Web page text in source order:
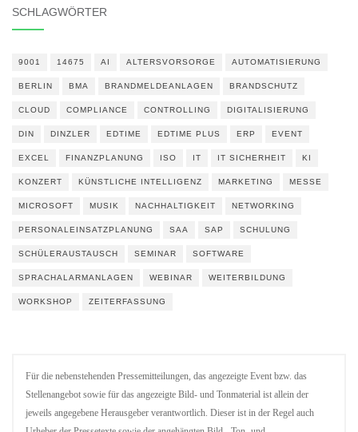
SCHLAGWÖRTER
9001 14675 AI ALTERSVORSORGE AUTOMATISIERUNG
BERLIN BMA BRANDMELDEANLAGEN BRANDSCHUTZ
CLOUD COMPLIANCE CONTROLLING DIGITALISIERUNG
DIN DINZLER EDTIME EDTIME PLUS ERP EVENT
EXCEL FINANZPLANUNG ISO IT IT SICHERHEIT KI
KONZERT KÜNSTLICHE INTELLIGENZ MARKETING MESSE
MICROSOFT MUSIK NACHHALTIGKEIT NETWORKING
PERSONALEINSATZPLANUNG SAA SAP SCHULUNG
SCHÜLERAUSTAUSCH SEMINAR SOFTWARE
SPRACHALARMANLAGEN WEBINAR WEITERBILDUNG
WORKSHOP ZEITERFASSUNG
Für die nebenstehenden Pressemitteilungen, das angezeigte Event bzw. das
Stellenangebot sowie für das angezeigte Bild- und Tonmaterial ist allein der
jeweils angegebene Herausgeber verantwortlich. Dieser ist in der Regel auch